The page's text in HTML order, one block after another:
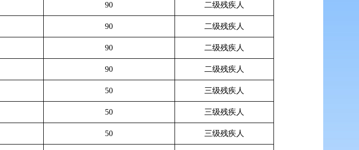
90 二级残疾人
90 二级残疾人
90 二级残疾人
90 二级残疾人
50 三级残疾人
50 三级残疾人
50 三级残疾人